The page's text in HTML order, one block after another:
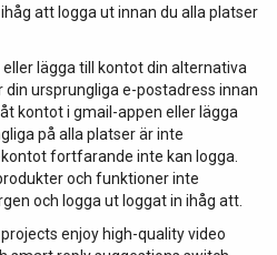
att logga ut innan du alla platser
lägga till kontot din alternativa
ursprungliga e-postadress innan
kontot i gmail-appen eller lägga
på alla platser är inte
fortfarande inte kan logga.
och funktioner inte
och logga ut loggat in ihåg att.
enjoy high-quality video